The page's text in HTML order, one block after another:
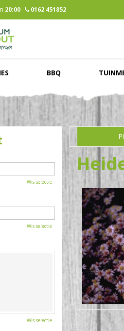
20:00 0162 451852
BBQ
Wis selectie
Wis selectie
Wis selectie